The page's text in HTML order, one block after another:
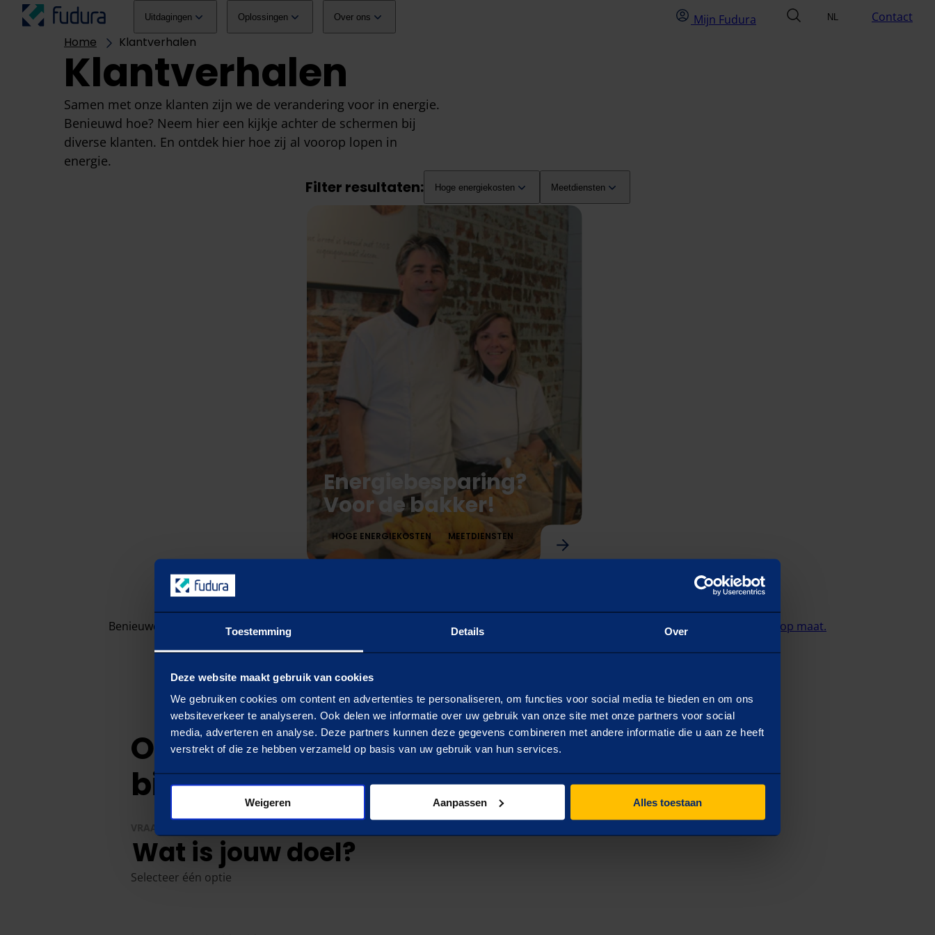
Toestemming Details Over
Deze website maakt gebruik van cookies
We gebruiken cookies om content en advertenties te personaliseren, om functies voor social media te bieden en om ons
websiteverkeer te analyseren. Ook delen we informatie over uw gebruik van onze site met onze partners voor social
media, adverteren en analyse. Deze partners kunnen deze gegevens combineren met andere informatie die u aan ze heeft
verstrekt of die ze hebben verzameld op basis van uw gebruik van hun services.
Weigeren Aanpassen Alles toestaan
Overslaan naar inhoud
Uitdagingen Oplossingen Over ons Mijn Fudura
Mijn Fudura zoek NL Contact
Home Klantverhalen
Klantverhalen
Samen met onze klanten zijn we de verandering voor in energie.
Benieuwd hoe? Neem hier een kijkje achter de schermen bij
diverse klanten. En ontdek hier hoe zij al voorop lopen in
energie.
Filter resultaten: Hoge energiekosten Meetdiensten
Energiebesparing?
Voor de bakker!
HOGE ENERGIEKOSTEN MEETDIENSTEN
vorige Volgende
Benieuwd welke case het beste aansluit bij jouw situatie? In slechts 4 korte vragen ontvang je hieronder een passende klantcase op maat.
Ontvang een case die
bij jouw situatie past
Wat is jouw doel?
Selecteer één optie